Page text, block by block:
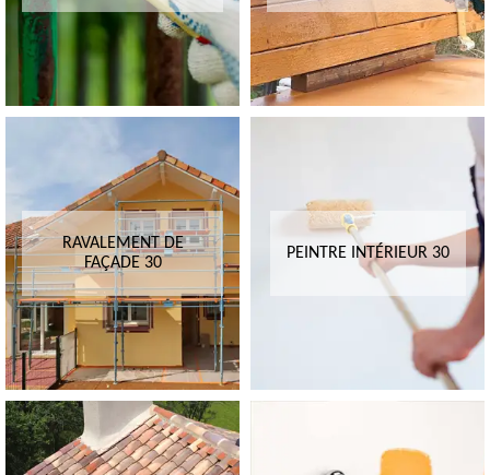
RAVALEMENT DE
FAÇADE 30
PEINTRE INTÉRIEUR 30